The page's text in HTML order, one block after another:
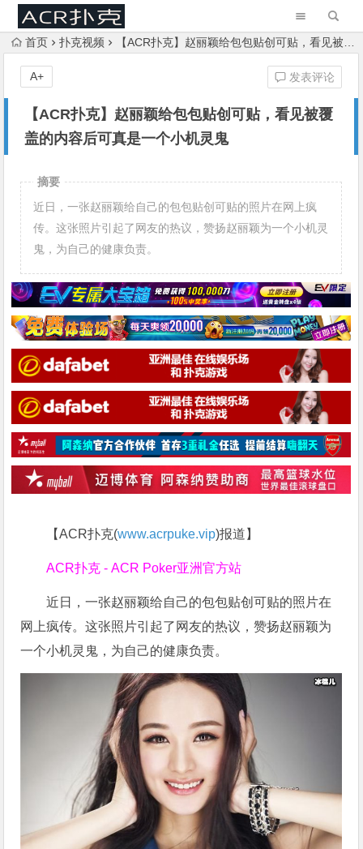
首页 扑克视频 【ACR扑克】赵丽颖给包包贴创可贴，看见被覆盖的内容后可真是一个小机灵鬼
【ACR扑克】赵丽颖给包包贴创可贴，看见被覆
盖的内容后可真是一个小机灵鬼
发表评论
A+
摘要
近日，一张赵丽颖给自己的包包贴创可贴的照片在网上疯
传。这张照片引起了网友的热议，赞扬赵丽颖为一个小机灵
鬼，为自己的健康负责。
【ACR扑克(www.acrpuke.vip)报道】
ACR扑克 - ACR Poker亚洲官方站
近日，一张赵丽颖给自己的包包贴创可贴的照片在
网上疯传。这张照片引起了网友的热议，赞扬赵丽颖为
一个小机灵鬼，为自己的健康负责。